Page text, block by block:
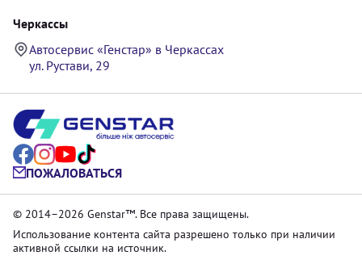
Черкассы
Автосервис «Генстар» в Черкассах
ул. Рустави, 29
ПОЖАЛОВАТЬСЯ
© 2014–2026 Genstar™. Все права защищены.
Использование контента сайта разрешено только при наличии
активной ссылки на источник.